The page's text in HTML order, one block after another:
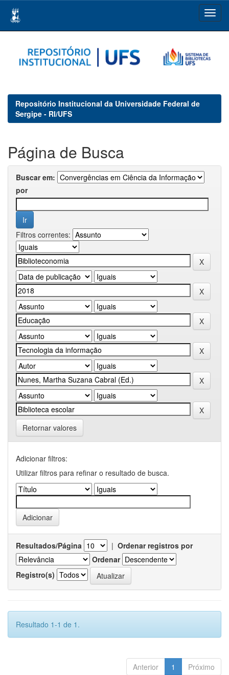
navigation
Repositório Institucional da Universidade Federal de
Sergipe - RI/UFS
Página de Busca
Buscar em:
por
Filtros correntes:
Retornar valores
Adicionar filtros:
Utilizar filtros para refinar o resultado de busca.
Resultados/Página | Ordenar registros por
Ordenar
Registro(s)
Resultado 1-1 de 1.
Anterior 1 Próximo